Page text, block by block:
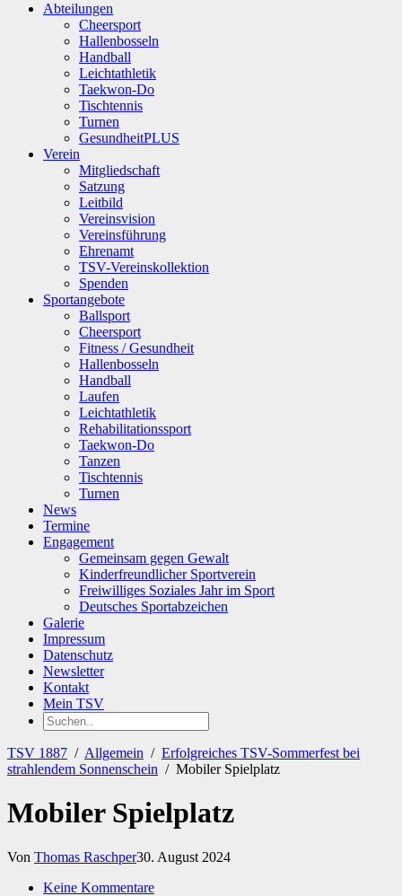
SuchenAbteilungen
Cheersport
Hallenbosseln
Handball
Leichtathletik
Taekwon-Do
Tischtennis
Turnen
GesundheitPLUS
Verein
Mitgliedschaft
Satzung
Leitbild
Vereinsvision
Vereinsführung
Ehrenamt
TSV-Vereinskollektion
Spenden
Sportangebote
Ballsport
Cheersport
Fitness / Gesundheit
Hallenbosseln
Handball
Laufen
Leichtathletik
Rehabilitationssport
Taekwon-Do
Tanzen
Tischtennis
Turnen
News
Termine
Engagement
Gemeinsam gegen Gewalt
Kinderfreundlicher Sportverein
Freiwilliges Soziales Jahr im Sport
Deutsches Sportabzeichen
Galerie
Impressum
Datenschutz
Newsletter
Kontakt
Mein TSV
TSV 1887 / Allgemein / Erfolgreiches TSV-Sommerfest bei
strahlendem Sonnenschein / Mobiler Spielplatz
Mobiler Spielplatz
Von Thomas Raschper30. August 2024
Keine Kommentare